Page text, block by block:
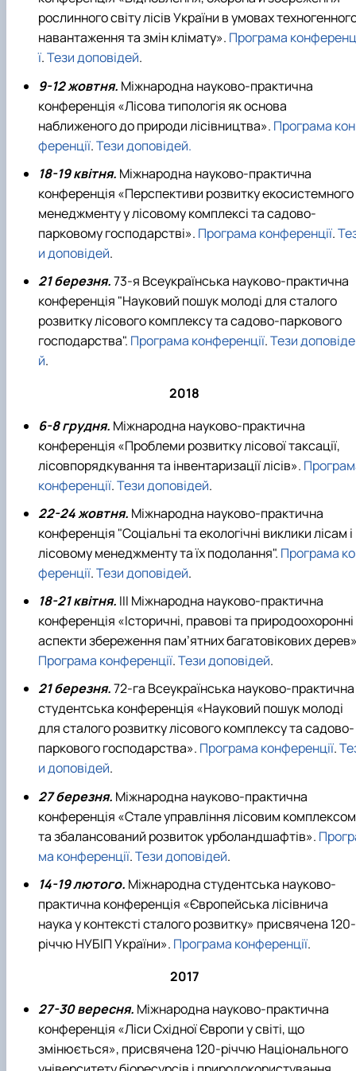
рослинного світу лісів України в умовах
навантаження та змін клімату». Програма
ї.Тези доповідей.
9-12 жовтня. Міжнародна науково-практична
конференція «Лісова типологія як основа
наближеного до природи лісівництва». Програма кон
ференції.Тези доповідей.
18-19 квітня. Міжнародна науково-практична
конференція «Перспективи розвитку екосистемного
менеджменту у лісовому комплексі та садово-
парковому господарстві». Програма конференції.
и доповідей.
21 березня.73-я Всеукраїнська науково-практична
конференція "Науковий пошук молоді для сталого
розвитку лісового комплексу та садово-паркового
господарства". Програма конференції.Тези доповіде
й.
2018
6-8 грудня. Міжнародна науково-практична
конференція «Проблеми розвитку лісової таксації,
лісовпорядкування та інвентаризації лісів».
конференції.Тези доповідей.
22-24 жовтня. Міжнародна науково-практична
конференція "Соціальні та екологічні виклики лісам і
лісовому менеджменту та їх подолання". Програма
ференції.Тези доповідей.
18-21 квітня. ІІІ Міжнародна науково-практична
конференція «Історичні, правові та природоохоронні
аспекти збереження пам’ятних багатовікових
Програма конференції.Тези доповідей.
21 березня.72-га Всеукраїнська науково-практична
студентська конференція «Науковий пошук молоді
для сталого розвитку лісового комплексу та садово-
паркового господарства». Програма конференції.
и доповідей.
27 березня. Міжнародна науково-практична
конференція «Стале управління лісовим комплексом
та збалансований розвиток урболандшафтів».
ма конференції.Тези доповідей.
14-19 лютого. Міжнародна студентська науково-
практична конференція «Європейська лісівнича
наука у контексті сталого розвитку» присвячена 120-
річчю НУБІП України». Програма конференції.
2017
27-30 вересня. Міжнародна науково-практична
конференція «Ліси Східної Європи у світі, що
змінюється», присвячена 120-річчю Національного